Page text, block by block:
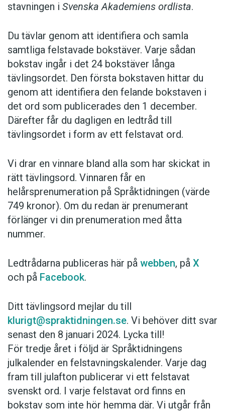
stavningen i Svenska Akademiens ordlista.
Du tävlar genom att identifiera och samla
samtliga felstavade bokstäver. Varje sådan
bokstav ingår i det 24 bokstäver långa
tävlingsordet. Den första bokstaven hittar du
genom att identifiera den felande bokstaven i
det ord som publicerades den 1 december.
Därefter får du dagligen en ledtråd till
tävlingsordet i form av ett felstavat ord.
Vi drar en vinnare bland alla som har skickat in
rätt tävlingsord. Vinnaren får en
helårsprenumeration på Språktidningen (värde
749 kronor). Om du redan är prenumerant
förlänger vi din prenumeration med åtta
nummer.
Ledtrådarna publiceras här på webben, på X
och på Facebook.
Ditt tävlingsord mejlar du till
klurigt@spraktidningen.se. Vi behöver ditt svar
senast den 8 januari 2024. Lycka till!
För tredje året i följd är Språktidningens
julkalender en felstavningskalender. Varje dag
fram till julafton publicerar vi ett felstavat
svenskt ord. I varje felstavat ord finns en
bokstav som inte hör hemma där. Vi utgår från